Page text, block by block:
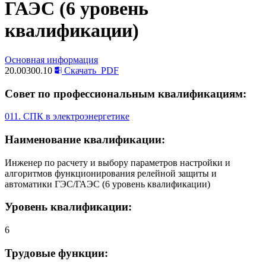
ГАЭС (6 уровень
квалификации)
Основная информация
20.00300.10
Скачать PDF
Совет по профессиональным квалификациям:
011. СПК в электроэнергетике
Наименование квалификации:
Инженер по расчету и выбору параметров настройки и
алгоритмов функционирования релейной защиты и
автоматики ГЭС/ГАЭС (6 уровень квалификации)
Уровень квалификации:
6
Трудовые функции: